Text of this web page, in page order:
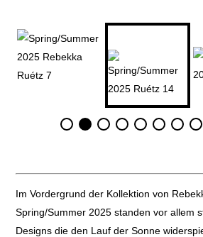
Im Vordergrund der Kollektion von
Spring/Summer 2025 standen vor allem
Designs die den Lauf der Sonne